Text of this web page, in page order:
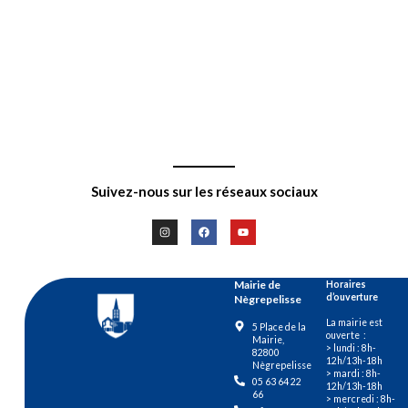
Suivez-nous sur les réseaux sociaux
Mairie de
Nègrepelisse
5 Place de la
Mairie,
82800
Nègrepelisse
05 63 64 22
66
Horaires
d’ouverture
La mairie est
ouverte :
> lundi : 8h-
12h/13h-18h
> mardi : 8h-
12h/13h-18h
> mercredi : 8h-